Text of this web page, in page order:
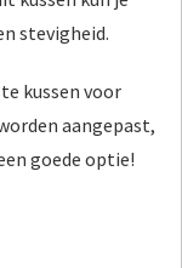
stevigheid.
kussen voor
aangepast,
goede optie!